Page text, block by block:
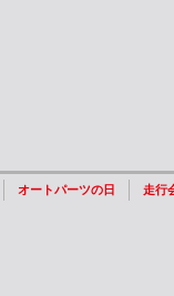
オートパーツの日 走行